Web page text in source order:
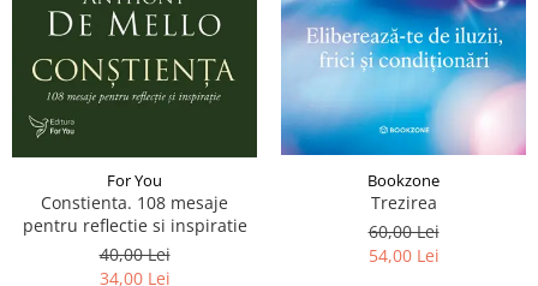
For You
Constienta. 108 mesaje
pentru reflectie si inspiratie
40,00 Lei
34,00 Lei
Bookzone
Trezirea
60,00 Lei
54,00 Lei